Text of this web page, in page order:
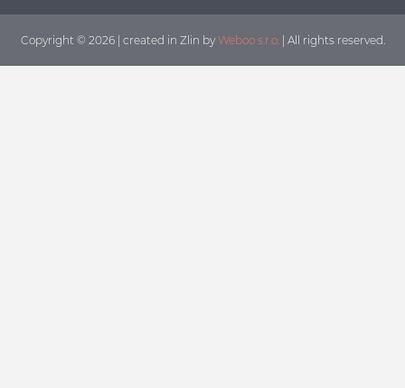
Copyright © 2026 | created in Zlin by Weboo s.r.o. | All rights reserved.